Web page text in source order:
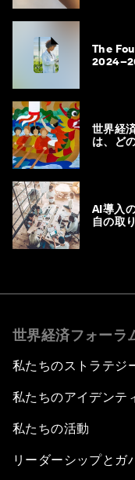
The
世界経
は、ど
AI導入
自の取
世界経済フォーラ
私たちのストラテジ
私たちのアイデンテ
私たちの活動
リーダーシップとガ